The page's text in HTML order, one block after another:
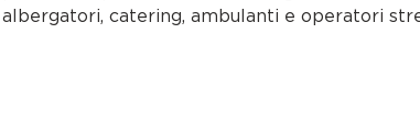
albergatori, catering, ambulanti e operatori